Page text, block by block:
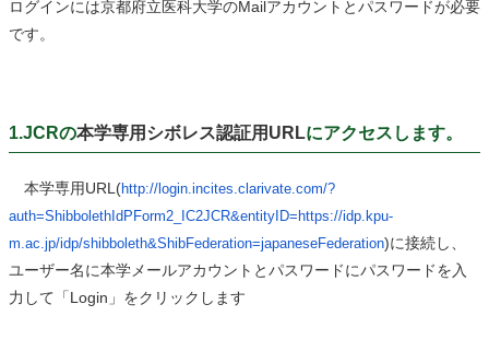
ログインには京都府立医科大学のMailアカウントとパスワードが必要
です。
1.JCRの本学専用シボレス認証用URLにアクセスします。
本学専用URL(http://login.incites.clarivate.com/?
auth=ShibbolethIdPForm2_
IC2JCR&entityID=https://idp. kpu-
m.ac.jp/idp/shibboleth&Shi bFederation=japaneseFederation)に接続し、
ユーザー名に本学メールアカウントとパスワードにパスワードを入
力して「Login」をクリックします